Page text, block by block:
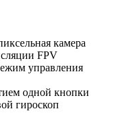
камера
FPV
управления
одной кнопки
гироскоп